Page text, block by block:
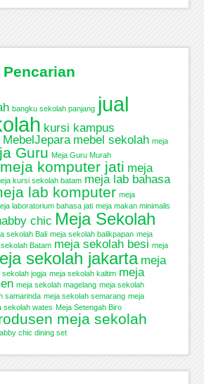
bangku sekolah panjang jual
kursi kampus
MebelJepara mebel sekolah meja
Guru Meja Guru Murah
meja komputer jati meja
kursi sekolah batam meja lab bahasa
lab komputer meja
laboratorium bahasa jati meja makan minimalis
chic Meja Sekolah
sekolah Bali meja sekolah balikpapan meja
Batam meja sekolah besi meja
sekolah jakarta meja
sekolah jogja meja sekolah kaltim meja
meja sekolah magelang meja sekolah
samarinda meja sekolah semarang meja
sekolah wates Meja Setengah Biro
meja sekolah
chic dining set